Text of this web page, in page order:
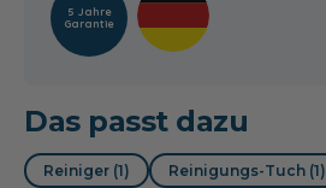
5 Jahre
Garantie
Das passt dazu
Reiniger (1) Reinigungs-Tuch (1)